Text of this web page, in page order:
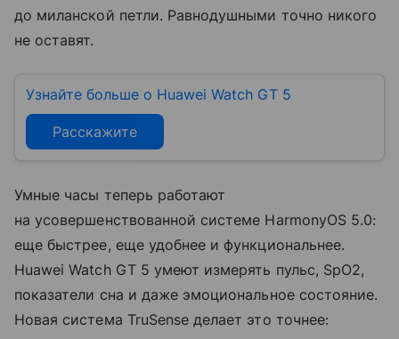
до миланской петли. Равнодушными точно никого
не оставят.
Узнайте больше о Huawei Watch GT 5
Расскажите
Умные часы теперь работают
на усовершенствованной системе HarmonyOS 5.0:
еще быстрее, еще удобнее и функциональнее.
Huawei Watch GT 5 умеют измерять пульс, SpO2,
показатели сна и даже эмоциональное состояние.
Новая система TruSense делает это точнее: